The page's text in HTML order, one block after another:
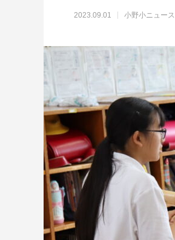
2023.09.01 小野小ニュース